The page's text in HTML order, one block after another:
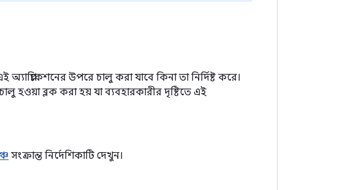
উপরে চালু করা যাবে কিনা তা নির্দিষ্ট করে।
হওয়া ব্লক করা হয় যা ব্যবহারকারীর দৃষ্টিতে এই
সংক্রান্ত নির্দেশিকাটি দেখুন।